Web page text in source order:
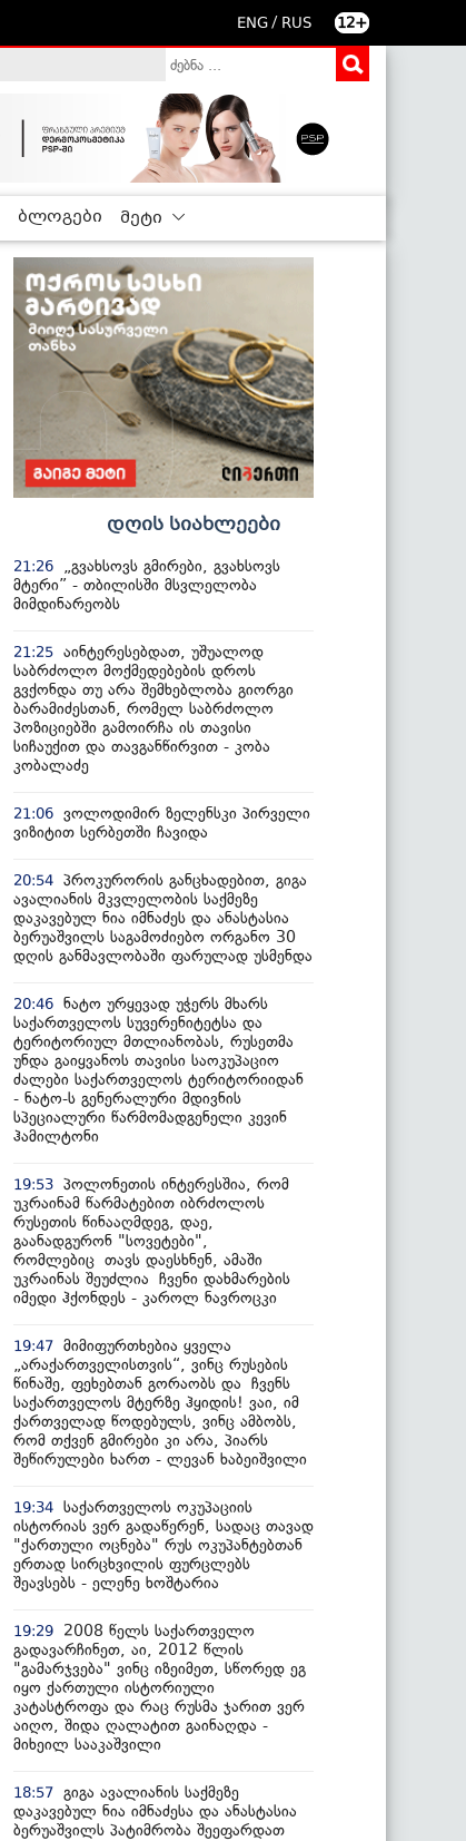
ENG / RUS 12+
ბლოგები მეტი
დღის სიახლეები
21:26
„გვახსოვს გმირები, გვახსოვს
მტერი” - თბილისში მსვლელობა
მიმდინარეობს
21:25 აინტერესებდათ, უშუალოდ
საბრძოლო მოქმედებების დროს
გვქონდა თუ არა შემხებლობა გიორგი
ბარამიძესთან, რომელ საბრძოლო
პოზიციებში გამოირჩა ის თავისი
სიჩაუქით და თავგანწირვით - კობა
კობალაძე
21:06 ვოლოდიმირ ზელენსკი პირველი
ვიზიტით სერბეთში ჩავიდა
20:54 პროკურორის განცხადებით, გიგა
ავალიანის მკვლელობის საქმეზე
დაკავებულ ნია იმნაძეს და ანასტასია
ბერუაშვილს საგამოძიებო ორგანო 30
დღის განმავლობაში ფარულად უსმენდა
20:46 ნატო ურყევად უჭერს მხარს
საქართველოს სუვერენიტეტსა და
ტერიტორიულ მთლიანობას, რუსეთმა
უნდა გაიყვანოს თავისი საოკუპაციო
ძალები საქართველოს ტერიტორიიდან
- ნატო-ს გენერალური მდივნის
სპეციალური წარმომადგენელი კევინ
ჰამილტონი
19:53 პოლონეთის ინტერესშია, რომ
უკრაინამ წარმატებით იბრძოლოს
რუსეთის წინააღმდეგ, დაე,
გაანადგურონ "სოვეტები",
რომლებიც თავს დაესხნენ, ამაში
უკრაინას შეუძლია ჩვენი დახმარების
იმედი ჰქონდეს - კაროლ ნავროცკი
19:47 მიმიფურთხებია ყველა
„არაქართველისთვის“, ვინც რუსების
წინაშე, ფეხებთან გორაობს და ჩვენს
საქართველოს მტერზე ჰყიდის! ვაი, იმ
ქართველად წოდებულს, ვინც ამბობს,
რომ თქვენ გმირები კი არა, პიარს
შეწირულები ხართ - ლევან ხაბეიშვილი
19:34 საქართველოს ოკუპაციის
ისტორიას ვერ გადაწერენ, სადაც თავად
"ქართული ოცნება" რუს ოკუპანტებთან
ერთად სირცხვილის ფურცლებს
შეავსებს - ელენე ხოშტარია
19:29
2008 წელს საქართველო
გადავარჩინეთ, აი, 2012 წლის
"გამარჯვება" ვინც იზეიმეთ, სწორედ ეგ
იყო ქართული ისტორიული
კატასტროფა და რაც რუსმა ჯარით ვერ
აიღო, შიდა ღალატით გაინაღდა -
მიხეილ სააკაშვილი
18:57 გიგა ავალიანის საქმეზე
დაკავებულ ნია იმნაძესა და ანასტასია
ბერუაშვილს პატიმრობა შეეფარდათ